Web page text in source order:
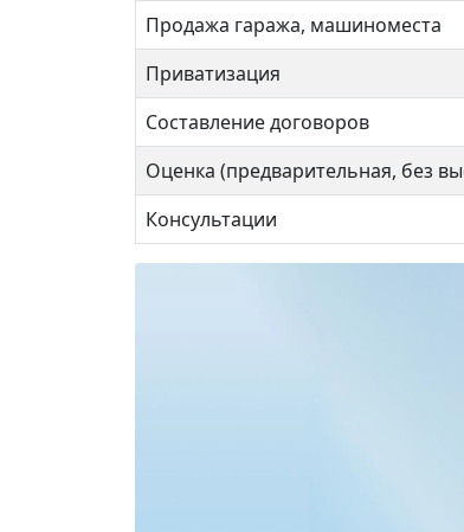
Продажа гаража, машиноместа
Приватизация
Составление договоров
Оценка (предварительная, без
Консультации
Совхозная 4к4
12 500 000 ₽